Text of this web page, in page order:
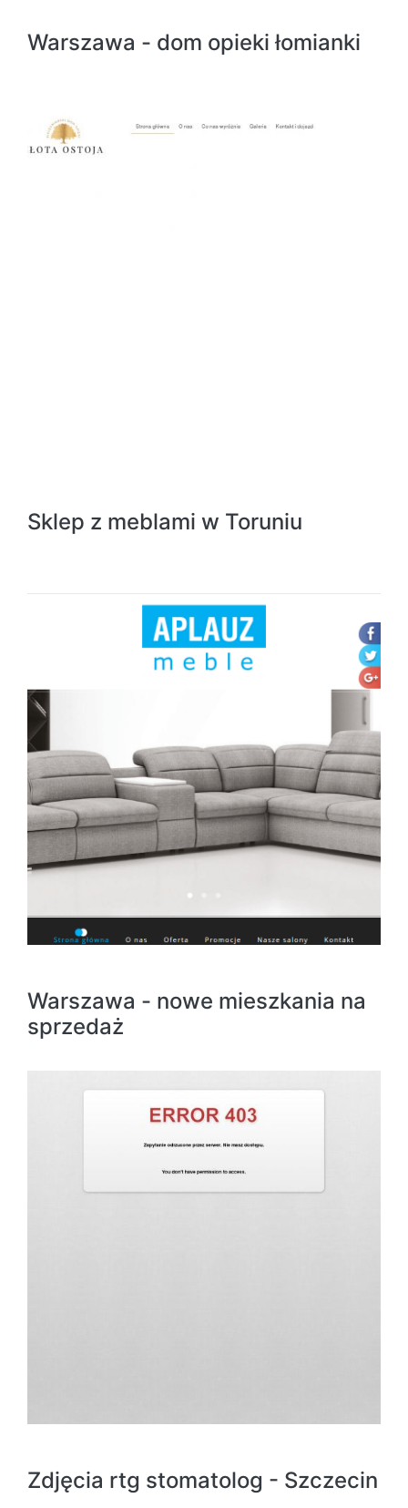
Warszawa - dom opieki łomianki
Sklep z meblami w Toruniu
Warszawa - nowe mieszkania na
sprzedaż
Zdjęcia rtg stomatolog - Szczecin